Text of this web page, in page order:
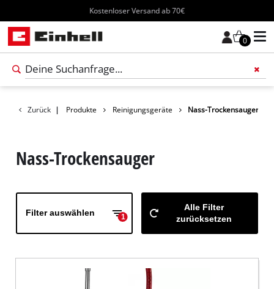
Kostenloser Versand ab 70€
0
Zurück | Produkte Reinigungsgeräte Nass-Trockensauger
Nass-Trockensauger
Filter auswählen 1
Alle Filter
zurücksetzen